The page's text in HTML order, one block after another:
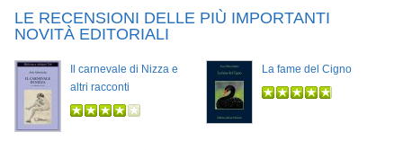
LE RECENSIONI DELLE PIÙ IMPORTANTI
NOVITÀ EDITORIALI
Il carnevale di Nizza e
altri racconti
La fame del Cigno